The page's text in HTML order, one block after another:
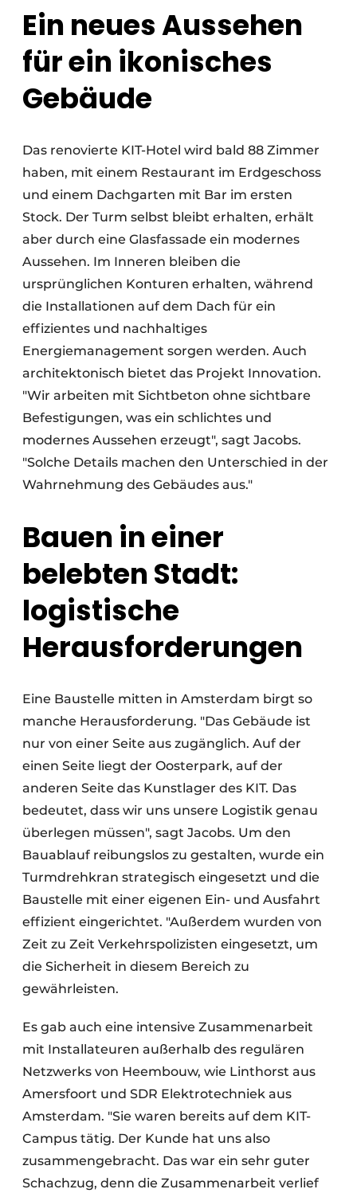
Ein neues Aussehen
für ein ikonisches
Gebäude
Das renovierte KIT-Hotel wird bald 88 Zimmer
haben, mit einem Restaurant im Erdgeschoss
und einem Dachgarten mit Bar im ersten
Stock. Der Turm selbst bleibt erhalten, erhält
aber durch eine Glasfassade ein modernes
Aussehen. Im Inneren bleiben die
ursprünglichen Konturen erhalten, während
die Installationen auf dem Dach für ein
effizientes und nachhaltiges
Energiemanagement sorgen werden. Auch
architektonisch bietet das Projekt Innovation.
"Wir arbeiten mit Sichtbeton ohne sichtbare
Befestigungen, was ein schlichtes und
modernes Aussehen erzeugt", sagt Jacobs.
"Solche Details machen den Unterschied in der
Wahrnehmung des Gebäudes aus."
Bauen in einer
belebten Stadt:
logistische
Herausforderungen
Eine Baustelle mitten in Amsterdam birgt so
manche Herausforderung. "Das Gebäude ist
nur von einer Seite aus zugänglich. Auf der
einen Seite liegt der Oosterpark, auf der
anderen Seite das Kunstlager des KIT. Das
bedeutet, dass wir uns unsere Logistik genau
überlegen müssen", sagt Jacobs. Um den
Bauablauf reibungslos zu gestalten, wurde ein
Turmdrehkran strategisch eingesetzt und die
Baustelle mit einer eigenen Ein- und Ausfahrt
effizient eingerichtet. "Außerdem wurden von
Zeit zu Zeit Verkehrspolizisten eingesetzt, um
die Sicherheit in diesem Bereich zu
gewährleisten.
Es gab auch eine intensive Zusammenarbeit
mit Installateuren außerhalb des regulären
Netzwerks von Heembouw, wie Linthorst aus
Amersfoort und SDR Elektrotechniek aus
Amsterdam. "Sie waren bereits auf dem KIT-
Campus tätig. Der Kunde hat uns also
zusammengebracht. Das war ein sehr guter
Schachzug, denn die Zusammenarbeit verlief